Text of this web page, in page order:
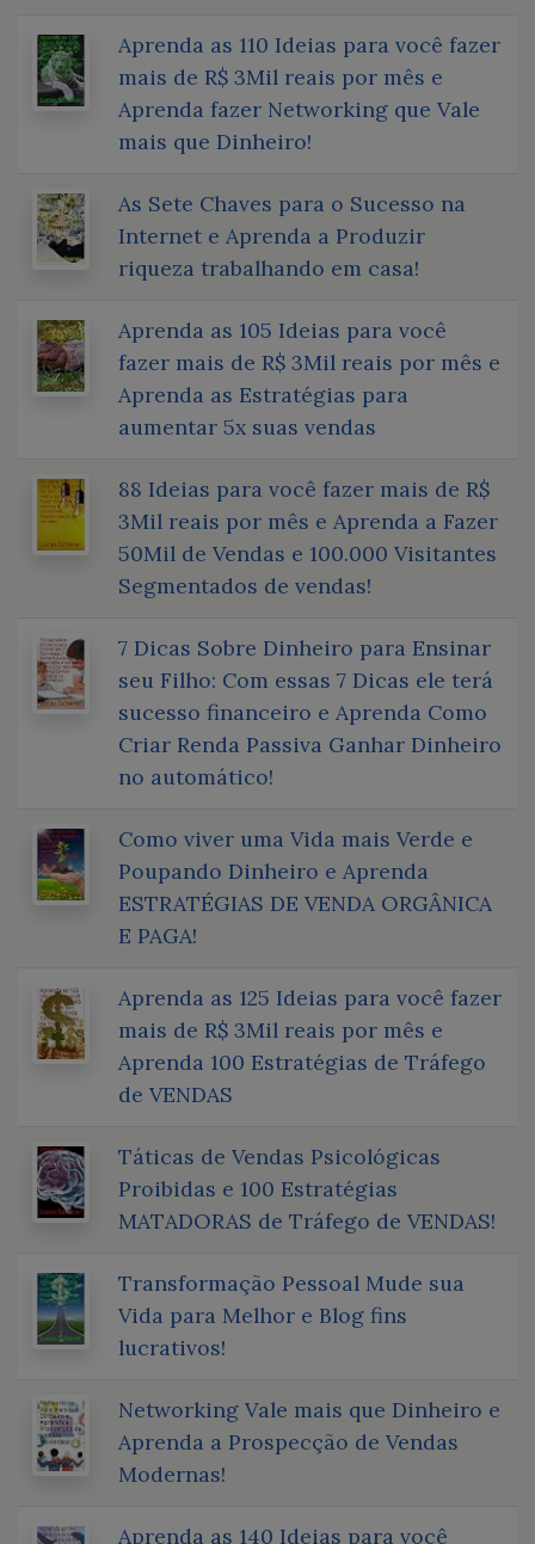
Aprenda as 110 Ideias para você fazer
mais de R$ 3Mil reais por mês e
Aprenda fazer Networking que Vale
mais que Dinheiro!
As Sete Chaves para o Sucesso na
Internet e Aprenda a Produzir
riqueza trabalhando em casa!
Aprenda as 105 Ideias para você
fazer mais de R$ 3Mil reais por mês e
Aprenda as Estratégias para
aumentar 5x suas vendas
88 Ideias para você fazer mais de R$
3Mil reais por mês e Aprenda a Fazer
50Mil de Vendas e 100.000 Visitantes
Segmentados de vendas!
7 Dicas Sobre Dinheiro para Ensinar
seu Filho: Com essas 7 Dicas ele terá
sucesso financeiro e Aprenda Como
Criar Renda Passiva Ganhar Dinheiro
no automático!
Como viver uma Vida mais Verde e
Poupando Dinheiro e Aprenda
ESTRATÉGIAS DE VENDA ORGÂNICA
E PAGA!
Aprenda as 125 Ideias para você fazer
mais de R$ 3Mil reais por mês e
Aprenda 100 Estratégias de Tráfego
de VENDAS
Táticas de Vendas Psicológicas
Proibidas e 100 Estratégias
MATADORAS de Tráfego de VENDAS!
Transformação Pessoal Mude sua
Vida para Melhor e Blog fins
lucrativos!
Networking Vale mais que Dinheiro e
Aprenda a Prospecção de Vendas
Modernas!
Aprenda as 140 Ideias para você